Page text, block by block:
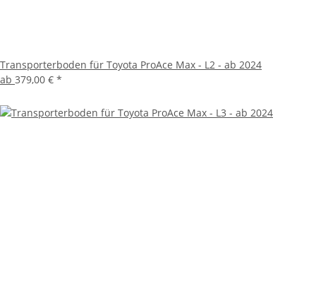
Transporterboden für Toyota ProAce Max - L2 - ab 2024
ab 379,00 € *